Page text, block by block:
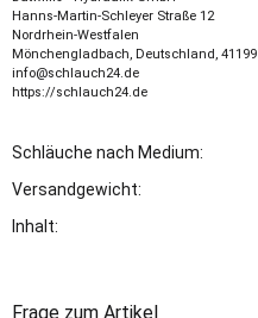
Hanns-Martin-Schleyer Straße 12
Nordrhein-Westfalen
Mönchengladbach, Deutschland, 41199
info@schlauch24.de
https://schlauch24.de
Schläuche nach Medium:
Versandgewicht:
Inhalt:
Frage zum Artikel